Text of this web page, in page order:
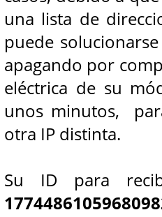
una lista de
puede
apagando por
eléctrica de su
unos minutos,
otra IP distinta.
Su ID para